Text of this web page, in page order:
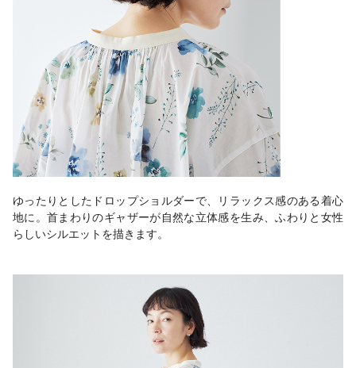
ゆったりとしたドロップショルダーで、リラックス感のある着心
地に。首まわりのギャザーが自然な立体感を生み、ふわりと女性
らしいシルエットを描きます。